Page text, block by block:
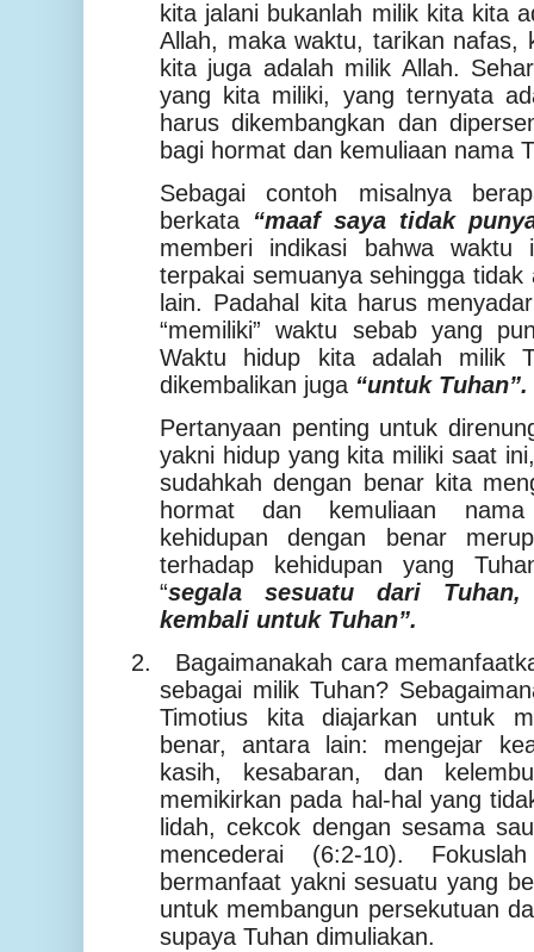
kita jalani bukanlah milik kita kita
Allah, maka waktu, tarikan nafas,
kita juga adalah milik Allah.
yang kita miliki, yang ternyata
harus dikembangkan dan
bagi hormat dan kemuliaan nama
Sebagai contoh misalnya
berkata “maaf saya tidak
memberi indikasi bahwa
terpakai semuanya sehingga
lain. Padahal kita harus
“memiliki” waktu sebab yang
Waktu hidup kita adalah milik
dikembalikan juga “untuk Tuhan”.
Pertanyaan penting untuk
yakni hidup yang kita miliki saat
sudahkah dengan benar kita
hormat dan kemuliaan nama
kehidupan dengan benar
terhadap kehidupan yang
“segala sesuatu dari
kembali untuk Tuhan”.
2.
Bagaimanakah cara
sebagai milik Tuhan?
Timotius kita diajarkan untuk
benar, antara lain: mengejar
kasih, kesabaran, dan
memikirkan pada hal-hal yang
lidah, cekcok dengan sesama
mencederai (6:2-10).
bermanfaat yakni sesuatu yang
untuk membangun persekutuan
supaya Tuhan dimuliakan.